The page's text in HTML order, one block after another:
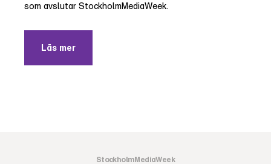
som avslutar StockholmMediaWeek.
Läs mer
StockholmMediaWeek